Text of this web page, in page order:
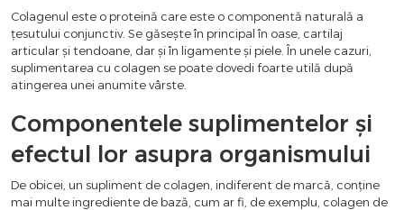
Colagenul este o proteină care este o componentă naturală a
țesutului conjunctiv. Se găsește în principal în oase, cartilaj
articular și tendoane, dar și în ligamente și piele. În unele cazuri,
suplimentarea cu colagen se poate dovedi foarte utilă după
atingerea unei anumite vârste.
Componentele suplimentelor și
efectul lor asupra organismului
De obicei, un supliment de colagen, indiferent de marcă, conține
mai multe ingrediente de bază, cum ar fi, de exemplu, colagen de